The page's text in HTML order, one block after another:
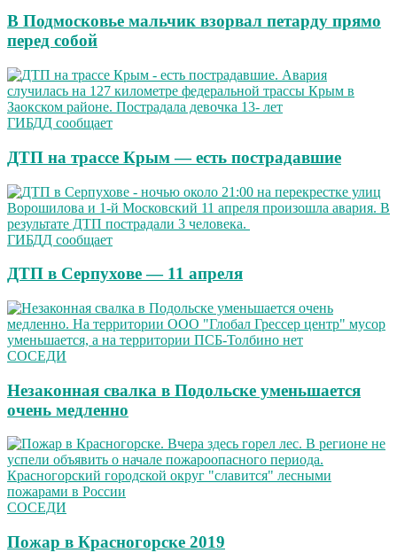
В Подмосковье мальчик взорвал петарду прямо
перед собой
ГИБДД сообщает
ДТП на трассе Крым — есть пострадавшие
ГИБДД сообщает
ДТП в Серпухове — 11 апреля
СОСЕДИ
Незаконная свалка в Подольске уменьшается
очень медленно
СОСЕДИ
Пожар в Красногорске 2019